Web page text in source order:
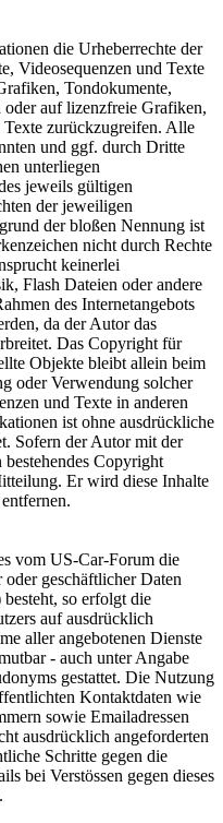
die Urheberrechte der
Videosequenzen und Texte
Tondokumente,
oder auf lizenzfreie Grafiken,
zurückzugreifen. Alle
und ggf. durch Dritte
unterliegen
jeweils gültigen
der jeweiligen
der bloßen Nennung ist
nicht durch Rechte
keinerlei
Flash Dateien oder andere
des Internetangebots
da der Autor das
Das Copyright für
Objekte bleibt allein beim
oder Verwendung solcher
und Texte in anderen
ist ohne ausdrückliche
Sofern der Autor mit der
Copyright
Er wird diese Inhalte
vom US-Car-Forum die
geschäftlicher Daten
so erfolgt die
auf ausdrücklich
aller angebotenen Dienste
- auch unter Angabe
gestattet. Die Nutzung
Kontaktdaten wie
sowie Emailadressen
ausdrücklich angeforderten
Schritte gegen die
bei Verstössen gegen dieses